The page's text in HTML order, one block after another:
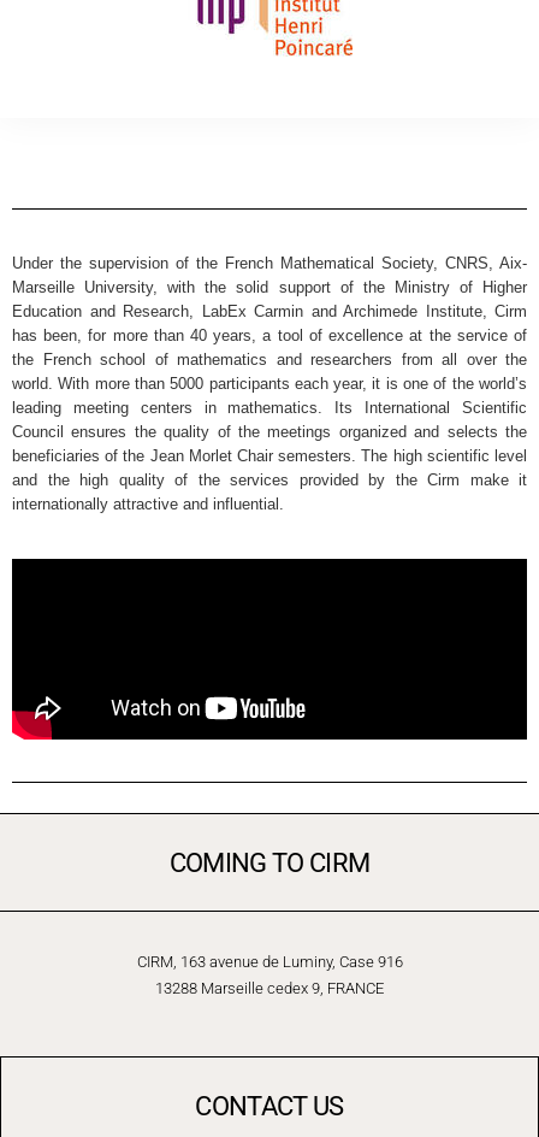
Under the supervision of the French Mathematical Society, CNRS, Aix-
Marseille University, with the solid support of the Ministry of Higher
Education and Research, LabEx Carmin and Archimede Institute, Cirm
has been, for more than 40 years, a tool of excellence at the service of
the French school of mathematics and researchers from all over the
world. With more than 5000 participants each year, it is one of the world’s
leading meeting centers in mathematics. Its International Scientific
Council ensures the quality of the meetings organized and selects the
beneficiaries of the Jean Morlet Chair semesters. The high scientific level
and the high quality of the services provided by the Cirm make it
internationally attractive and influential.
COMING TO CIRM
CIRM, 163 avenue de Luminy, Case 916
13288 Marseille cedex 9, FRANCE
CONTACT US